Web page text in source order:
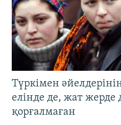
Түркімен
елінде де, жат жерде
қорғалмаған